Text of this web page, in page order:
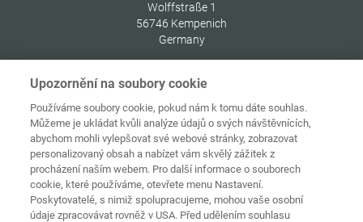
Wolffstraße 1
56746 Kempenich
Germany
Domovská
stránka Kontakt Tiráž
Ochrana
osobních
Pravidla a
podmínky
Zásady
používání
souborů
cookie Přihlásit
Upozornění na soubory cookie
Používáme soubory cookie, pokud nám k tomu dáte souhlas.
Můžeme je ukládat kvůli analýze údajů o svých návštěvnících,
abychom mohli vylepšovat své webové stránky, zobrazovat
personalizovaný obsah a nabízet vám skvělý zážitek z
procházení naším webem. Pro další informace o souborech
cookie, které používáme, otevřete menu Nastavení.
Poskytovatelé, s nimiž spolupracujeme, mohou vaše osobní
údaje zpracovávat rovněž v USA. Před udělením souhlasu